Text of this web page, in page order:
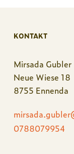
KONTAKT
Mirsada Gubler
Neue Wiese 18
8755 Ennenda
0788079954